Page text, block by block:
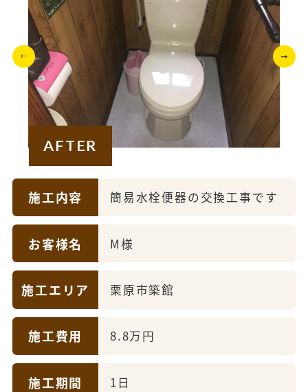
AFTER
施工内容 簡易水栓便器の交換工事です
お客様名 M様
施工エリア 栗原市築館
施工費用 8.8万円
施工期間 1日